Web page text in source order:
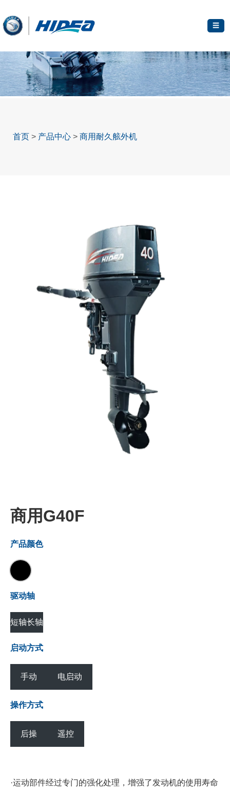
☰
首页 > 产品中心 > 商用耐久舷外机
商用G40F
产品颜色
驱动轴
短轴长轴
启动方式
手动 电启动
操作方式
后操 遥控
·运动部件经过专门的强化处理，增强了发动机的使用寿命